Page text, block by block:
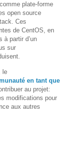
plate-forme
open source
Ces
de CentOS, en
à partir d’un
sur
le
en tant que
au projet:
modifications pour
aux autres